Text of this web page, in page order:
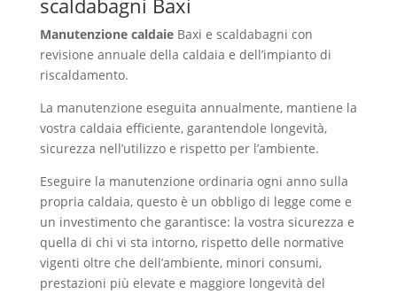
scaldabagni Baxi
Manutenzione caldaieBaxi e scaldabagni con
revisione annuale della caldaia e dell’impianto di
riscaldamento.
La manutenzione eseguita annualmente, mantiene la
vostra caldaia efficiente, garantendole longevità,
sicurezza nell’utilizzo e rispetto per l’ambiente.
Eseguire la manutenzione ordinaria ogni anno sulla
propria caldaia, questo è un obbligo di legge come e
un investimento che garantisce: la vostra sicurezza e
quella di chi vi sta intorno, rispetto delle normative
vigenti oltre che dell’ambiente, minori consumi,
prestazioni più elevate e maggiore longevità del